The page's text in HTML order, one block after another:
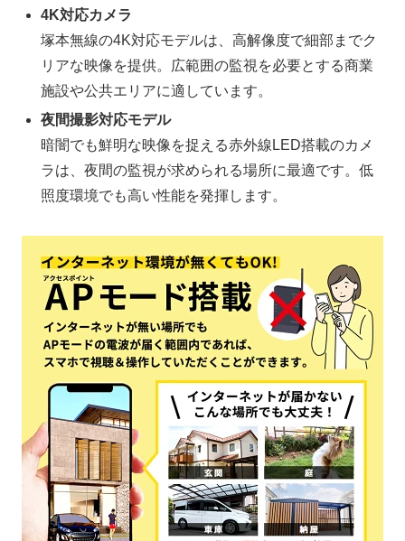
4K対応カメラ
塚本無線の4K対応モデルは、高解像度で細部までク
リアな映像を提供。広範囲の監視を必要とする商業
施設や公共エリアに適しています。
夜間撮影対応モデル
暗闇でも鮮明な映像を捉える赤外線LED搭載のカメ
ラは、夜間の監視が求められる場所に最適です。低
照度環境でも高い性能を発揮します。